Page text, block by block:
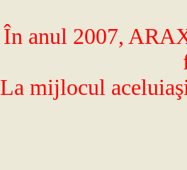
În anul 2007,
La mijlocul